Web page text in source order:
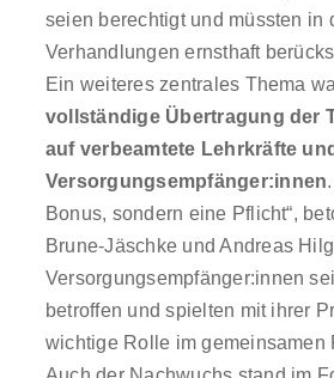
seien berechtigt und müssten in
Verhandlungen ernsthaft
Ein weiteres zentrales Thema
vollständige Übertragung der
auf verbeamtete Lehrkräfte und
Versorgungsempfänger:innen
Bonus, sondern eine Pflicht“,
Brune-Jäschke und Andreas
Versorgungsempfänger:innen
betroffen und spielten mit ihrer
wichtige Rolle im gemeinsamen